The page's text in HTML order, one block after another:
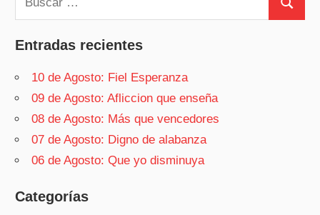
Buscar
Entradas recientes
10 de Agosto: Fiel Esperanza
09 de Agosto: Afliccion que enseña
08 de Agosto: Más que vencedores
07 de Agosto: Digno de alabanza
06 de Agosto: Que yo disminuya
Categorías